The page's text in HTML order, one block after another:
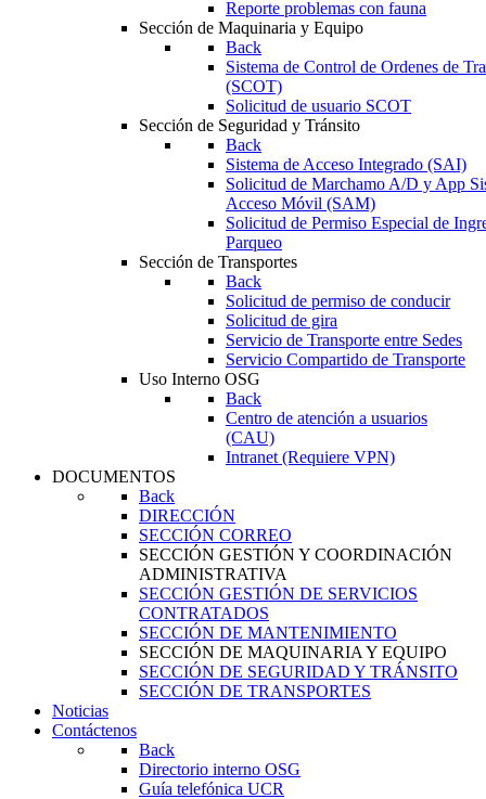
Reporte problemas con fauna
Sección de Maquinaria y Equipo
Back
Sistema de Control de Ordenes de
(SCOT)
Solicitud de usuario SCOT
Sección de Seguridad y Tránsito
Back
Sistema de Acceso Integrado (SAI)
Solicitud de Marchamo A/D y App
Acceso Móvil (SAM)
Solicitud de Permiso Especial de
Parqueo
Sección de Transportes
Back
Solicitud de permiso de conducir
Solicitud de gira
Servicio de Transporte entre Sedes
Servicio Compartido de Transporte
Uso Interno OSG
Back
Centro de atención a usuarios
(CAU)
Intranet (Requiere VPN)
DOCUMENTOS
Back
DIRECCIÓN
SECCIÓN CORREO
SECCIÓN GESTIÓN Y COORDINACIÓN
ADMINISTRATIVA
SECCIÓN GESTIÓN DE SERVICIOS
CONTRATADOS
SECCIÓN DE MANTENIMIENTO
SECCIÓN DE MAQUINARIA Y EQUIPO
SECCIÓN DE SEGURIDAD Y TRÁNSITO
SECCIÓN DE TRANSPORTES
Noticias
Contáctenos
Back
Directorio interno OSG
Guía telefónica UCR